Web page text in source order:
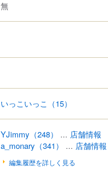
無
いっこいっこ （15）
YJimmy （248） ... 店舗情報
a_monary （341） ... 店舗情報
編集履歴を詳しく見る